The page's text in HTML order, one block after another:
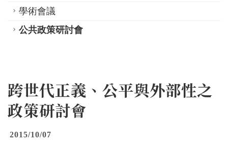
學術會議
公共政策研討會
跨世代正義、公平與外部性之
政策研討會
2015/10/07